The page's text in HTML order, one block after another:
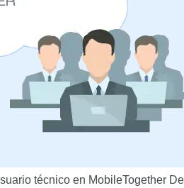
técnico en MobileTogether